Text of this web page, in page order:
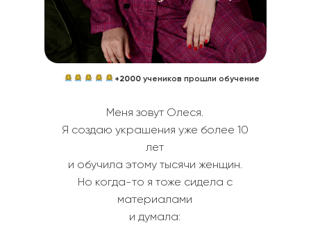
+2000 учеников прошли обучение
Меня зовут Олеся.
Я создаю украшения уже более 10
лет
и обучила этому тысячи женщин.
Но когда-то я тоже сидела с
материалами
и думала: